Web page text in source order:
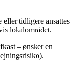
tidligere ansattes
lokalområdet.
– ønsker en